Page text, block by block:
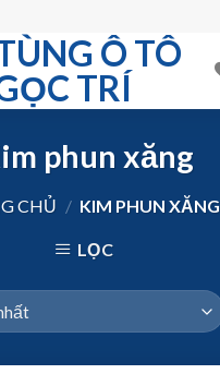
Ô TÔ
TRÍ
phun xăng
CHỦ / KIM PHUN XĂNG
LỌC